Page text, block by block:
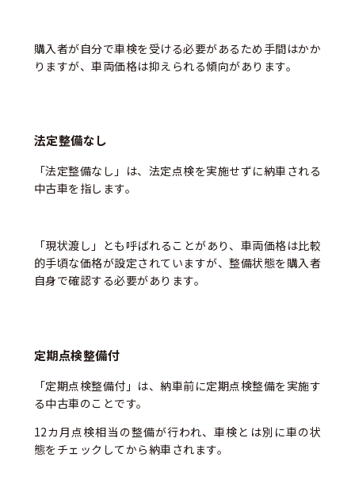
購入者が自分で車検を受ける必要があるため手間はかか
りますが、車両価格は抑えられる傾向があります。
法定整備なし
「法定整備なし」は、法定点検を実施せずに納車される
中古車を指します。
「現状渡し」とも呼ばれることがあり、車両価格は比較
的手頃な価格が設定されていますが、整備状態を購入者
自身で確認する必要があります。
定期点検整備付
「定期点検整備付」は、納車前に定期点検整備を実施す
る中古車のことです。
12カ月点検相当の整備が行われ、車検とは別に車の状
態をチェックしてから納車されます。